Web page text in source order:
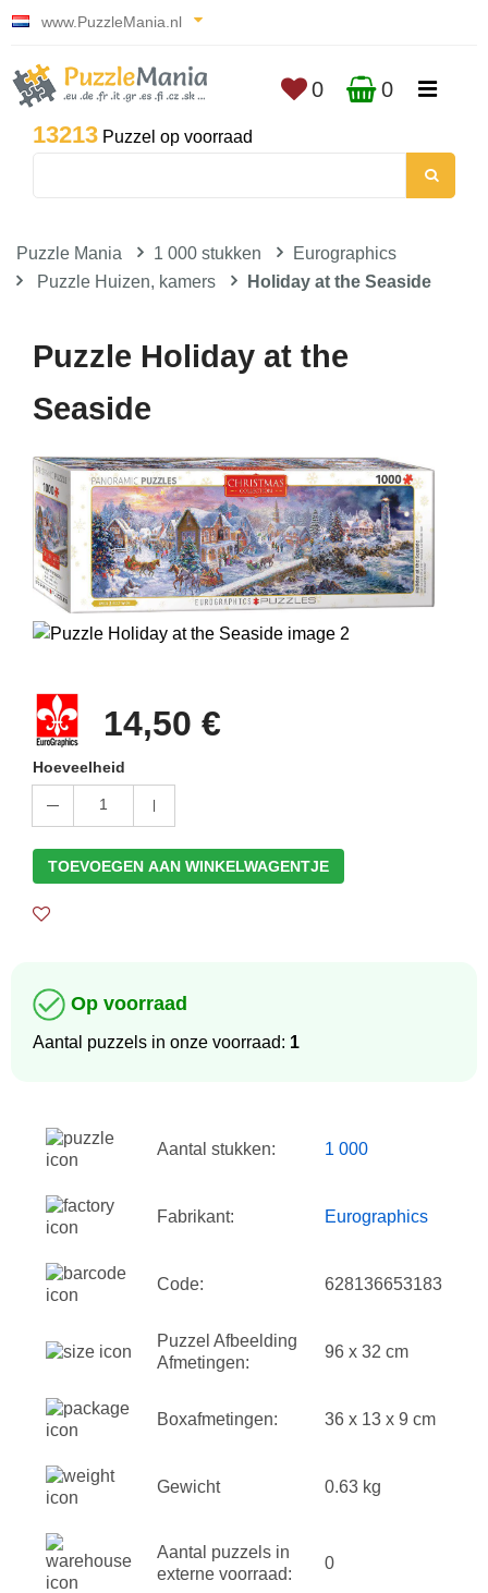
www.PuzzleMania.nl
13213 Puzzel op voorraad
0 0
Puzzle Mania 1 000 stukken
Eurographics
Puzzle Huizen, kamers
Holiday at the Seaside
Puzzle Holiday at the
Seaside
14,50 €
Hoeveelheid
1
TOEVOEGEN AAN WINKELWAGENTJE
Op voorraad
Aantal puzzels in onze voorraad: 1
Aantal stukken: 1 000
Fabrikant: Eurographics
Code: 628136653183
Puzzel Afbeelding
Afmetingen:
96 x 32 cm
Boxafmetingen: 36 x 13 x 9 cm
Gewicht 0.63 kg
Aantal puzzels in
externe voorraad:
0